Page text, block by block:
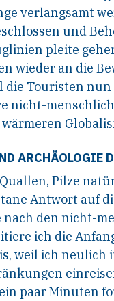
verlangsamt
und
pleite
wieder an die
die Touristen
nicht-
ARCHÄOLOGIE
Pilze
Antwort auf
nach den nicht-
ich die
weil ich neulich
paar Minuten